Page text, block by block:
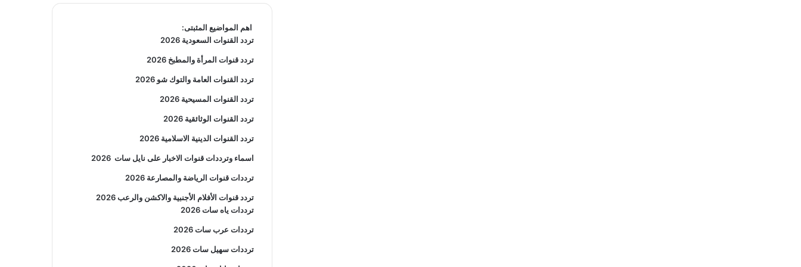
اهم المواضيع المثبتى:
تردد القنوات السعودية 2026
تردد قنوات المرأة والمطبخ 2026
تردد القنوات العامة والتوك شو 2026
تردد القنوات المسيحية 2026
تردد القنوات الوثائقية 2026
تردد القنوات الدينية الاسلامية 2026
اسماء وترددات قنوات الاخبار على نايل سات2026
ترددات قنوات الرياضة والمصارعة2026
تردد قنوات الأفلام الأجنبية والاكشن والرعب2026
ترددات ياه سات 2026
ترددات عرب سات 2026
ترددات سهيل سات 2026